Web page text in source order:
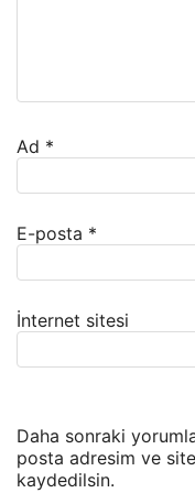
Ad *
E-posta *
İnternet sitesi
Daha sonraki
posta adresim ve
kaydedilsin.